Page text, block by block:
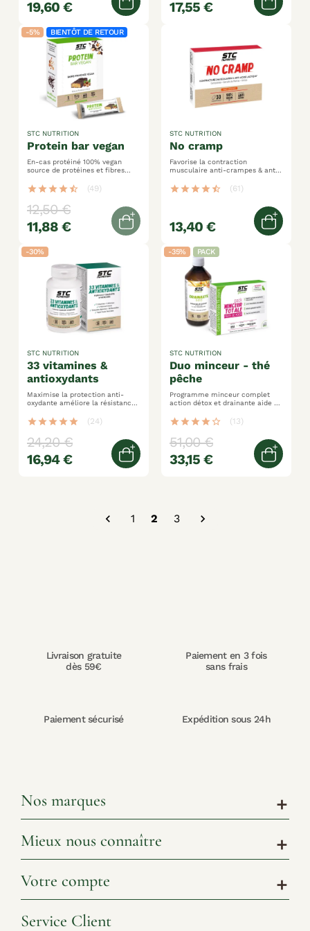
19,60 €
Ajouter au panier
17,55 €
-5% BIENTÔT DE RETOUR
protein bar vegan
STC NUTRITION
En-cas protéiné 100% vegan
source de protéines et fibres
star star star star star_half (49)
12,50 €
11,88 €
Out of stock
no cramp
STC NUTRITION
Favorise la contraction
musculaire anti-crampes & anti-
contre la fatigue
star star star star star_half (61)
13,40 €
-30%
33 vitamines &
antioxydants
STC NUTRITION
Maximise la protection anti-
oxydante améliore la résistance
défenses naturelles
star star star star star (24)
24,20 €
16,94 €
Ajouter au panier
-35% PACK
duo minceur - thé
pêche
STC NUTRITION
Programme minceur complet
action détox et drainante aide à
star star star star star_border (13)
51,00 €
33,15 €
 1 2 3 
Livraison gratuite
dès 59€
Paiement en 3 fois
sans frais
Paiement sécurisé Expédition sous 24h
Nos marques add
Mieux nous connaître add
Votre compte add
Service Client